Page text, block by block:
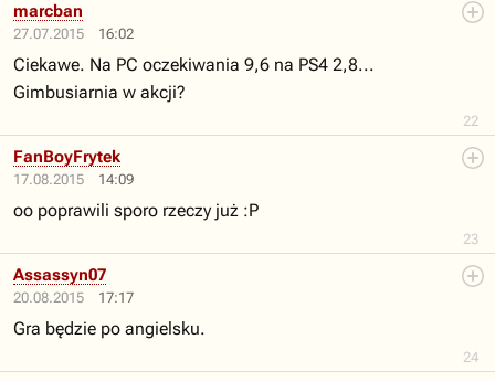
27.07.2015 16:02
22
marcban
Ciekawe. Na PC oczekiwania 9,6 na PS4 2,8...
Gimbusiarnia w akcji?
17.08.2015 14:09
23
FanBoyFrytek
oo poprawili sporo rzeczy już :P
20.08.2015 17:17
24
Assassyn07
Gra będzie po angielsku.